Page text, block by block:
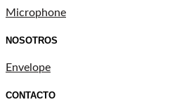
Microphone
NOSOTROS
Envelope
CONTACTO